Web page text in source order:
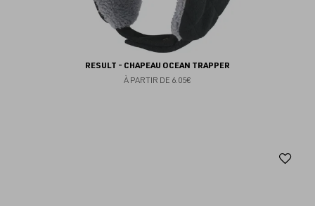
RESULT - CHAPEAU OCEAN TRAPPER
À PARTIR DE 6.05€